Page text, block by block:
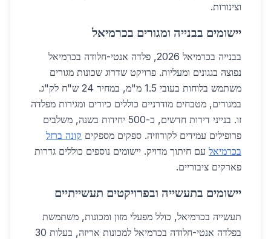
וצינורות.
יישומים בבנייה ומגורים בכרמיאל
בבנייה בכרמיאל 2026, פלדה אנטי-חלודה בכרמיאל
נפוצה בגגונים ומעליות. פרויקט שדרוג שכונות מגורים
משתמש בלוחות בעובי 1.5 מ"מ, במחיר 24 ש"ח לק"ג.
במגורים, מטבחים מודרניים כוללים כיורים ומגירות מפלדה
זו. בנייני דירות חדשים, כ-500 יחידות בשנה, משלבים
פרופילים עמידים לקורוזיה. ספקים מספקים קונה ברזל
בכרמיאל עם חיתוך מדויק. יישומים נוספים כוללים גדרות
פארקים ציבוריים.
יישומים בתעשייה ובפרויקטים תעשייתיים
תעשייה בכרמיאל, כולל מפעלי מזון ומכונות, משתמשת
בפלדה אנטי-חלודה בכרמיאל למכונות אריזה, בעלות 30